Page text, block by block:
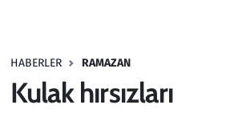
HABERLER RAMAZAN
Kulak hırsızları
Haber